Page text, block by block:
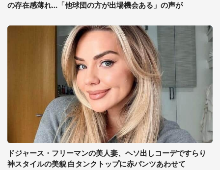
の存在感薄れ...「他球団の方が出場機会ある」の声が
ドジャース・フリーマンの美人妻、ヘソ出しコーデですらり
神スタイルの美貌 白タンクトップに赤パンツあわせて